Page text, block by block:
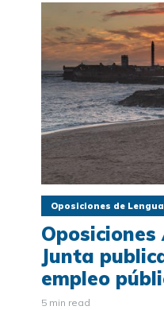
Oposiciones de
Junta
empleo
5 min read